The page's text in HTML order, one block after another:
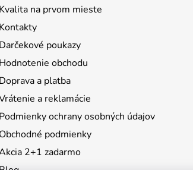
Kvalita na prvom mieste
Kontakty
Darčekové poukazy
Hodnotenie obchodu
Doprava a platba
a reklamácie
Podmienky ochrany osobných údajov
Obchodné podmienky
2+1 zadarmo